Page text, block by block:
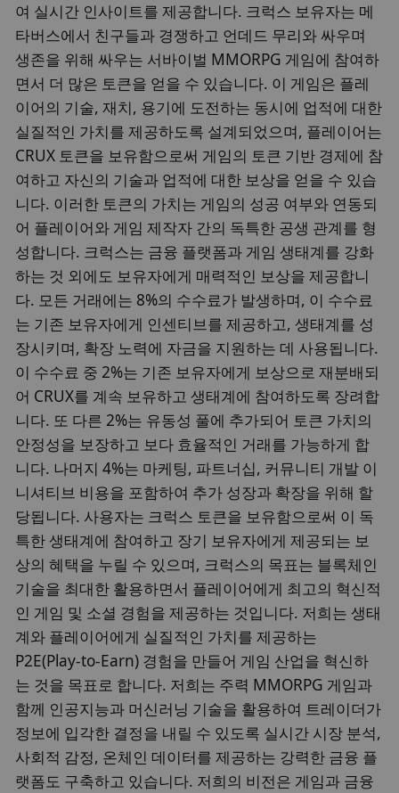
여 실시간 인사이트를 제공합니다. 크럭스 보유자는 메
타버스에서 친구들과 경쟁하고 언데드 무리와 싸우며
생존을 위해 싸우는 서바이벌 MMORPG 게임에 참여하
면서 더 많은 토큰을 얻을 수 있습니다. 이 게임은 플레
이어의 기술, 재치, 용기에 도전하는 동시에 업적에 대한
실질적인 가치를 제공하도록 설계되었으며, 플레이어는
CRUX 토큰을 보유함으로써 게임의 토큰 기반 경제에 참
여하고 자신의 기술과 업적에 대한 보상을 얻을 수 있습
니다. 이러한 토큰의 가치는 게임의 성공 여부와 연동되
어 플레이어와 게임 제작자 간의 독특한 공생 관계를 형
성합니다. 크럭스는 금융 플랫폼과 게임 생태계를 강화
하는 것 외에도 보유자에게 매력적인 보상을 제공합니
다. 모든 거래에는 8%의 수수료가 발생하며, 이 수수료
는 기존 보유자에게 인센티브를 제공하고, 생태계를 성
장시키며, 확장 노력에 자금을 지원하는 데 사용됩니다.
이 수수료 중 2%는 기존 보유자에게 보상으로 재분배되
어 CRUX를 계속 보유하고 생태계에 참여하도록 장려합
니다. 또 다른 2%는 유동성 풀에 추가되어 토큰 가치의
안정성을 보장하고 보다 효율적인 거래를 가능하게 합
니다. 나머지 4%는 마케팅, 파트너십, 커뮤니티 개발 이
니셔티브 비용을 포함하여 추가 성장과 확장을 위해 할
당됩니다. 사용자는 크럭스 토큰을 보유함으로써 이 독
특한 생태계에 참여하고 장기 보유자에게 제공되는 보
상의 혜택을 누릴 수 있으며, 크럭스의 목표는 블록체인
기술을 최대한 활용하면서 플레이어에게 최고의 혁신적
인 게임 및 소셜 경험을 제공하는 것입니다. 저희는 생태
계와 플레이어에게 실질적인 가치를 제공하는
P2E(Play-to-Earn) 경험을 만들어 게임 산업을 혁신하
는 것을 목표로 합니다. 저희는 주력 MMORPG 게임과
함께 인공지능과 머신러닝 기술을 활용하여 트레이더가
정보에 입각한 결정을 내릴 수 있도록 실시간 시장 분석,
사회적 감정, 온체인 데이터를 제공하는 강력한 금융 플
랫폼도 구축하고 있습니다. 저희의 비전은 게임과 금융